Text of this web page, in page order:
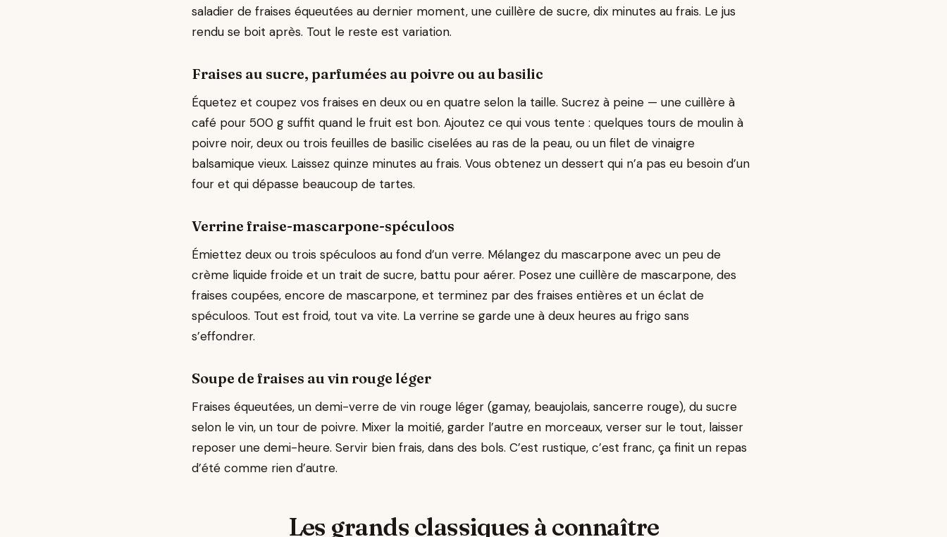
saladier de fraises équeutées au dernier moment, une cuillère de sucre, dix minutes au frais. Le jus
rendu se boit après. Tout le reste est variation.
Fraises au sucre, parfumées au poivre ou au basilic
Équetez et coupez vos fraises en deux ou en quatre selon la taille. Sucrez à peine — une cuillère à
café pour 500 g suffit quand le fruit est bon. Ajoutez ce qui vous tente : quelques tours de moulin à
poivre noir, deux ou trois feuilles de basilic ciselées au ras de la peau, ou un filet de vinaigre
balsamique vieux. Laissez quinze minutes au frais. Vous obtenez un dessert qui n’a pas eu besoin d’un
four et qui dépasse beaucoup de tartes.
Verrine fraise-mascarpone-spéculoos
Émiettez deux ou trois spéculoos au fond d’un verre. Mélangez du mascarpone avec un peu de
crème liquide froide et un trait de sucre, battu pour aérer. Posez une cuillère de mascarpone, des
fraises coupées, encore de mascarpone, et terminez par des fraises entières et un éclat de
spéculoos. Tout est froid, tout va vite. La verrine se garde une à deux heures au frigo sans
s’effondrer.
Soupe de fraises au vin rouge léger
Fraises équeutées, un demi-verre de vin rouge léger (gamay, beaujolais, sancerre rouge), du sucre
selon le vin, un tour de poivre. Mixer la moitié, garder l’autre en morceaux, verser sur le tout, laisser
reposer une demi-heure. Servir bien frais, dans des bols. C’est rustique, c’est franc, ça finit un repas
d’été comme rien d’autre.
Les grands classiques à connaître